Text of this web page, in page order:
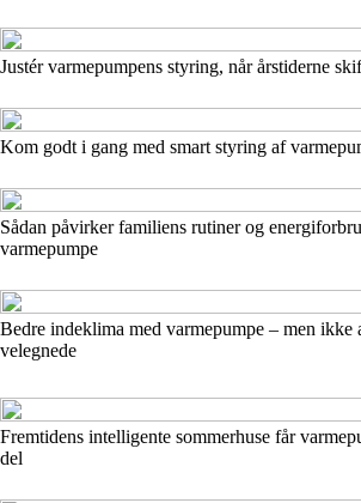
Justér varmepumpens styring, når årstiderne
Kom godt i gang med smart styring af
Sådan påvirker familiens rutiner og
varmepumpe
Bedre indeklima med varmepumpe – men ikke
velegnede
Fremtidens intelligente sommerhuse får
del